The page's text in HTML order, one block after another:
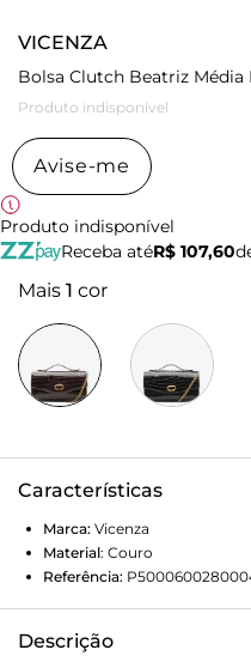
VICENZA
Bolsa Clutch Beatriz Média
Produto indisponível
Avise-me
Produto indisponível
Receba atéR$ 107,60
Mais 1 cor
Características
Marca: Vicenza
Material: Couro
Referência:
Descrição